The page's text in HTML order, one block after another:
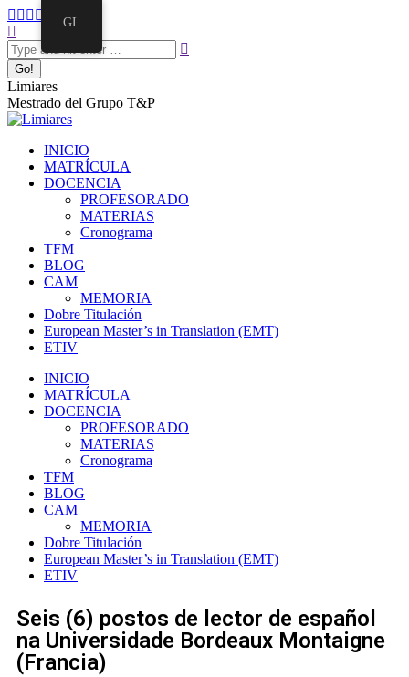
Limiares
Mestrado del Grupo T&P
INICIO
MATRÍCULA
DOCENCIA
PROFESORADO
MATERIAS
Cronograma
TFM
BLOG
CAM
MEMORIA
Dobre Titulación
European Master’s in Translation (EMT)
ETIV
INICIO
MATRÍCULA
DOCENCIA
PROFESORADO
MATERIAS
Cronograma
TFM
BLOG
CAM
MEMORIA
Dobre Titulación
European Master’s in Translation (EMT)
ETIV
Seis (6) postos de lector de español
na Universidade Bordeaux Montaigne
(Francia)
GL